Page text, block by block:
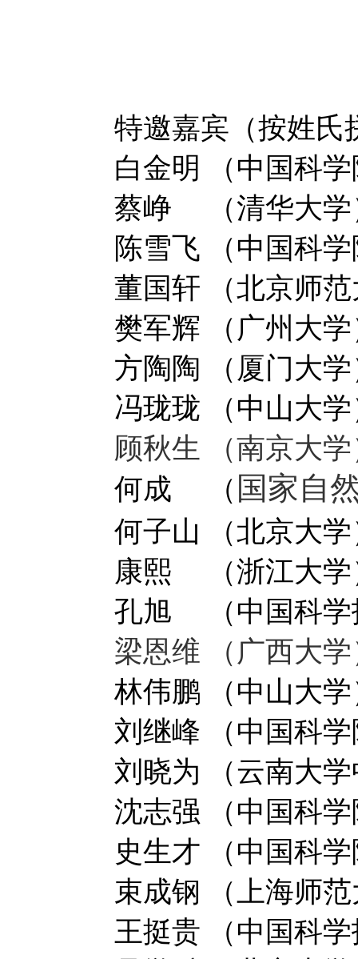
特邀嘉宾（按姓氏
白金明 （中国科
蔡峥
（清华大
陈雪飞 （中国科
董国轩 （北京师
樊军辉 （广州大
方陶陶 （厦门大
冯珑珑 （中山大
顾秋生 （南京大
何成 （ 国家自
何子山 （北京大
康熙 （浙江大学
孔旭 （中国科学
梁恩维 （广西大
林伟鹏 （中山大
刘继峰 （中国科
刘晓为 （云南大
沈志强 （中国科
史生才 （中国科
束成钢 （上海师
王挺贵 （中国科